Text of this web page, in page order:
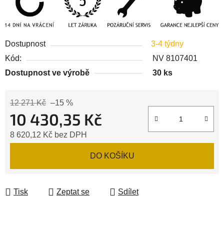
Dostupnost
3-4 týdny
Kód:
NV 8107401
Dostupnost ve výrobě
30 ks
12 271 Kč –15 %
10 430,35 Kč
8 620,12 Kč bez DPH
DO KOŠÍKU
Tisk Zeptat se Sdílet